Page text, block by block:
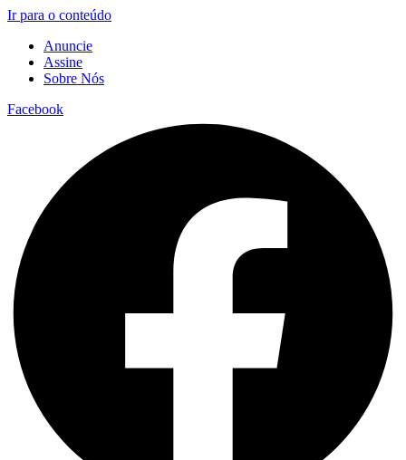
Ir para o conteúdo
Anuncie
Assine
Sobre Nós
Facebook